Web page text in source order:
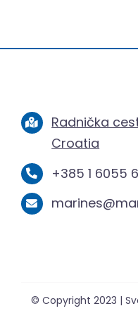
Radnička
Croatia
+385 1 6055
© Copyright 2023 |